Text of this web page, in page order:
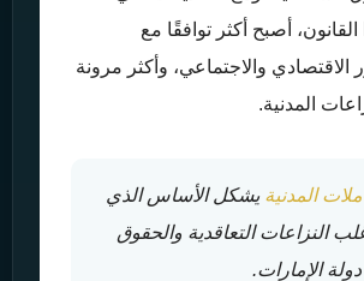
أصبح أكثر توافقًا مع
الاقتصادي والاجتماعي، وأكثر مرونة
المدنية.
المدنية يشكل الأساس الذي
النزاعات التعاقدية والحقوق
الإمارات.